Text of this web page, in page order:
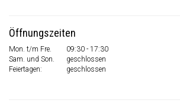
Öffnungszeiten
Mon. t/m Fre.
09:30 - 17:30
Sam. und Son.
geschlossen
Feiertagen:
geschlossen